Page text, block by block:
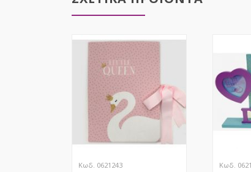
Κωδ. 0621243 Κωδ.